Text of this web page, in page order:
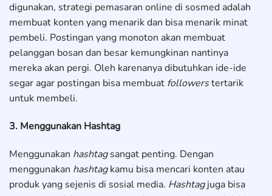
digunakan, strategi pemasaran online di sosmed adalah
membuat konten yang menarik dan bisa menarik minat
pembeli. Postingan yang monoton akan membuat
pelanggan bosan dan besar kemungkinan nantinya
mereka akan pergi. Oleh karenanya dibutuhkan ide-ide
segar agar postingan bisa membuat followerstertarik
untuk membeli.
3. Menggunakan Hashtag
Menggunakan hashtagsangat penting. Dengan
menggunakan hashtagkamu bisa mencari konten atau
produk yang sejenis di sosial media. Hashtagjuga bisa